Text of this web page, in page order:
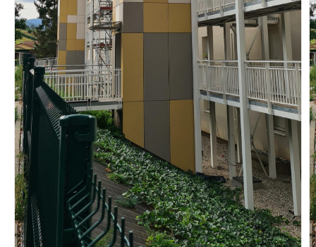
Vous recherchez&nbsp;:
Rechercher